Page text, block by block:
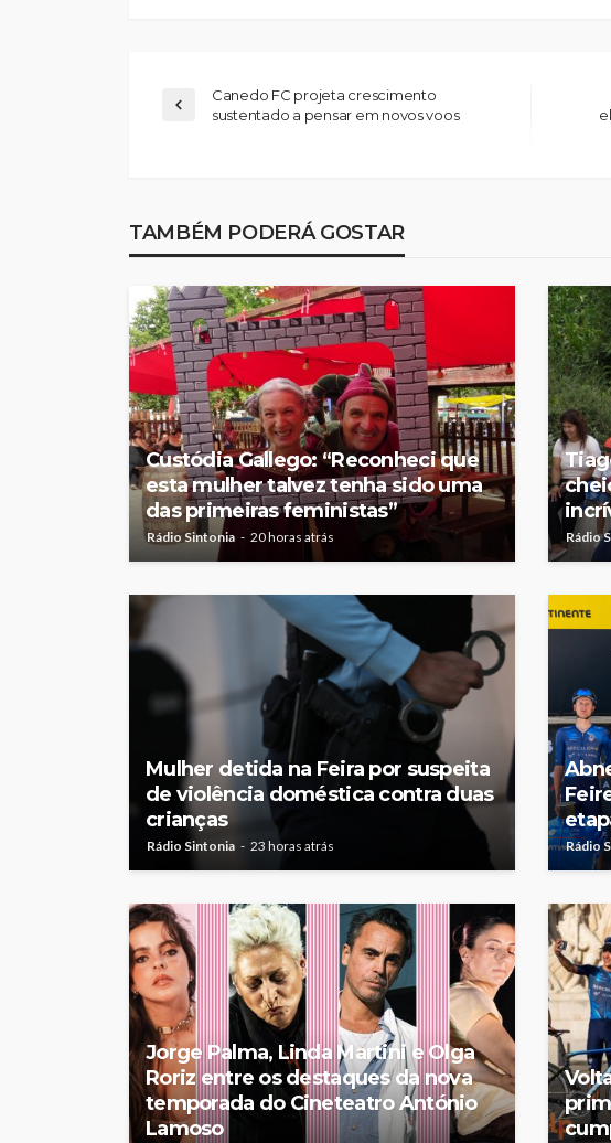
Canedo FC projeta crescimento
sustentado a pensar em novos voos
TAMBÉM PODERÁ GOSTAR
Custódia Gallego: “Reconheci que
esta mulher talvez tenha sido uma
das primeiras feministas”
Rádio Sintonia 20 horas atrás Rádio
Mulher detida na Feira por suspeita
de violência doméstica contra duas
crianças
Rádio Sintonia 23 horas atrás Rádio
Jorge Palma, Linda Martini e Olga
Roriz entre os destaques da nova
temporada do Cineteatro António
Lamoso
Beeceler na primeira etapa
Rádio Sintonia 1 dia atrás